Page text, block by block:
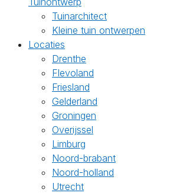
Tuinarchitect
Kleine tuin ontwerpen
Locaties
Drenthe
Flevoland
Friesland
Gelderland
Groningen
Overijssel
Limburg
Noord-brabant
Noord-holland
Utrecht